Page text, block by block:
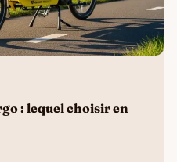
: lequel choisir en